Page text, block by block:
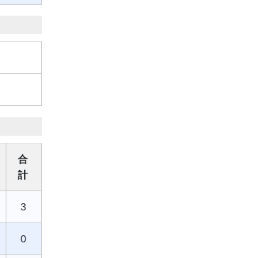
合
計
3
0